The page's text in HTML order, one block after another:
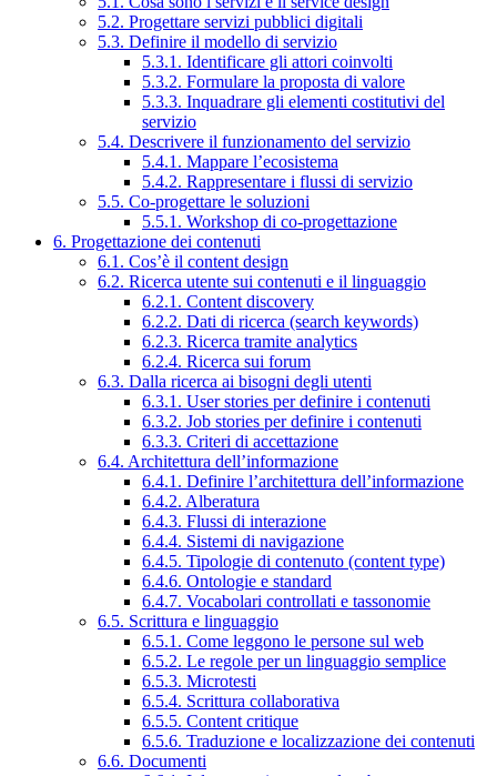
5.2. Progettare servizi pubblici digitali
5.3. Definire il modello di servizio
5.3.1. Identificare gli attori coinvolti
5.3.2. Formulare la proposta di valore
5.3.3. Inquadrare gli elementi costitutivi del
servizio
5.4. Descrivere il funzionamento del servizio
5.4.1. Mappare l’ecosistema
5.4.2. Rappresentare i flussi di servizio
5.5. Co-progettare le soluzioni
5.5.1. Workshop di co-progettazione
6. Progettazione dei contenuti
6.1. Cos’è il content design
6.2. Ricerca utente sui contenuti e il linguaggio
6.2.1. Content discovery
6.2.2. Dati di ricerca (search keywords)
6.2.3. Ricerca tramite analytics
6.2.4. Ricerca sui forum
6.3. Dalla ricerca ai bisogni degli utenti
6.3.1. User stories per definire i contenuti
6.3.2. Job stories per definire i contenuti
6.3.3. Criteri di accettazione
6.4. Architettura dell’informazione
6.4.1. Definire l’architettura dell’informazione
6.4.2. Alberatura
6.4.3. Flussi di interazione
6.4.4. Sistemi di navigazione
6.4.5. Tipologie di contenuto (content type)
6.4.6. Ontologie e standard
6.4.7. Vocabolari controllati e tassonomie
6.5. Scrittura e linguaggio
6.5.1. Come leggono le persone sul web
6.5.2. Le regole per un linguaggio semplice
6.5.3. Microtesti
6.5.4. Scrittura collaborativa
6.5.5. Content critique
6.5.6. Traduzione e localizzazione dei contenuti
6.6. Documenti